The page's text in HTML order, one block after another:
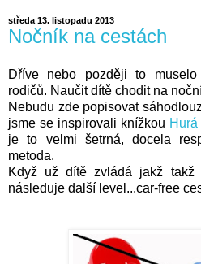
středa 13. listopadu 2013
Nočník na cestách
Dříve nebo později to
rodičů. Naučit dítě chodit na
Nebudu zde popisovat
jsme se inspirovali knížkou
je to velmi šetrná, docela
metoda.
Když už dítě zvládá jakž takž
následuje další level...car-free